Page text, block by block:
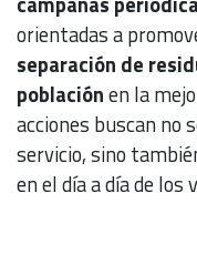
orientadas a
separación de
poblaciónen la
acciones buscan no
servicio, sino
en el día a día de los